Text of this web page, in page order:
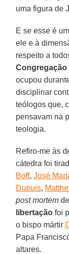
uma figura de
E se esse é
ele e à
respeito a
Congregação
ocupou
disciplinar
teólogos que,
pensavam na
teologia.
Refiro-me às
cátedra foi
Boff,José
Dupuis,
post mortem de
libertação foi
o bispo mártir
Papa
altares.